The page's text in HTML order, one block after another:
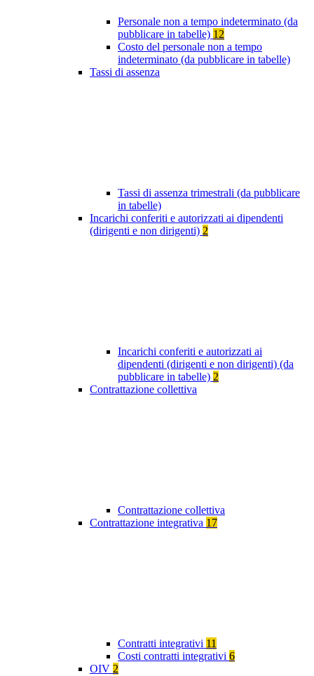
Personale non a tempo indeterminato (da
pubblicare in tabelle) 12
Costo del personale non a tempo
indeterminato (da pubblicare in tabelle)
Tassi di assenza
Tassi di assenza trimestrali (da pubblicare
in tabelle)
Incarichi conferiti e autorizzati ai dipendenti
(dirigenti e non dirigenti) 2
Incarichi conferiti e autorizzati ai
dipendenti (dirigenti e non dirigenti) (da
pubblicare in tabelle) 2
Contrattazione collettiva
Contrattazione collettiva
Contrattazione integrativa 17
Contratti integrativi 11
Costi contratti integrativi 6
OIV 2